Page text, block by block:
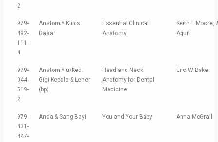
2
979-
492-
111-
4
Anatomi* Klinis
Dasar
Essential Clinical
Anatomy
Keith L Moore,
Agur
979-
044-
519-
2
Anatomi* u/Ked.
Gigi Kepala & Leher
(bp)
Head and Neck
Anatomy for Dental
Medicine
Eric W Baker
979-
431-
447-
Anda & Sang Bayi You and Your Baby Anna McGrail